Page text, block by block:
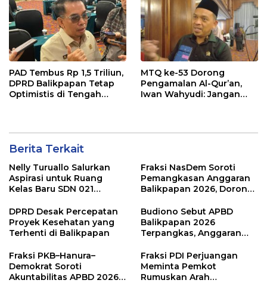
PAD Tembus Rp 1,5 Triliun,
DPRD Balikpapan Tetap
Optimistis di Tengah
MTQ ke-53 Dorong
Pengamalan Al-Qur’an,
Iwan Wahyudi: Jangan
Berita Terkait
Nelly Turuallo Salurkan
Aspirasi untuk Ruang
Kelas Baru SDN 021
Fraksi NasDem Soroti
Pemangkasan Anggaran
Balikpapan 2026, Dorong
Publik
DPRD Desak Percepatan
Proyek Kesehatan yang
Terhenti di Balikpapan
Budiono Sebut APBD
Balikpapan 2026
Terpangkas, Anggaran
Fraksi PKB–Hanura–
Demokrat Soroti
Akuntabilitas APBD 2026
Fraksi PDI Perjuangan
Meminta Pemkot
Rumuskan Arah